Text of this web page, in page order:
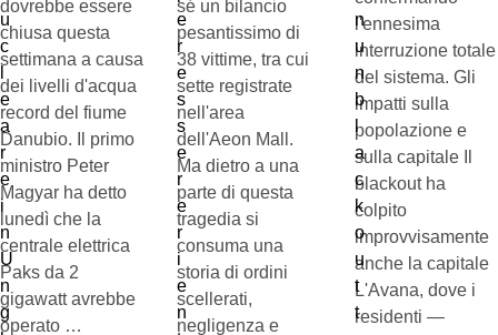
dovrebbe essere
chiusa questa
settimana a causa
dei livelli d'acqua
record del fiume
Danubio. Il primo
ministro Peter
Magyar ha detto
lunedì che la
centrale elettrica
Paks da 2
gigawatt avrebbe
operato …
sé un bilancio
pesantissimo di
38 vittime, tra cui
sette registrate
nell'area
dell'Aeon Mall.
Ma dietro a una
parte di questa
tragedia si
consuma una
storia di ordini
scellerati,
negligenza e
l'ennesima
interruzione totale
del sistema. Gli
impatti sulla
popolazione e
sulla capitale Il
blackout ha
colpito
improvvisamente
anche la capitale
L'Avana, dove i
residenti —